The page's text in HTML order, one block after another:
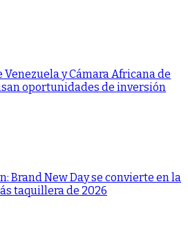
Venezuela y Cámara Africana de
oportunidades de inversión
Brand New Day se convierte en la
taquillera de 2026